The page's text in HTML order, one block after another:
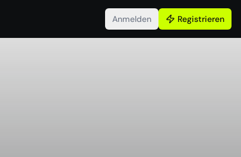
Anmelden Registrieren